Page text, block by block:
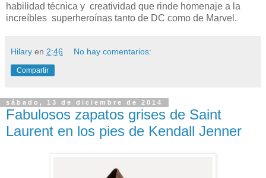
habilidad técnica y creatividad que rinde homenaje a la
increíbles superheroínas tanto de DC como de Marvel.
Hilary en 2:46 No hay comentarios:
Compartir
sábado, 13 de diciembre de 2014
Fabulosos zapatos grises de Saint
Laurent en los pies de Kendall Jenner